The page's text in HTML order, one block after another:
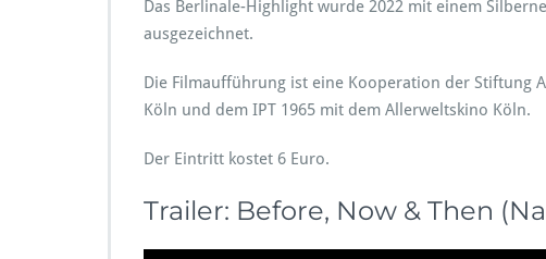
Das Berlinale-Highlight wurde 2022 mit einem
ausgezeichnet.
Die Filmaufführung ist eine Kooperation der Stiftung
Köln und dem IPT 1965 mit dem Allerweltskino Köln.
Der Eintritt kostet 6 Euro.
Trailer: Before, Now & Then